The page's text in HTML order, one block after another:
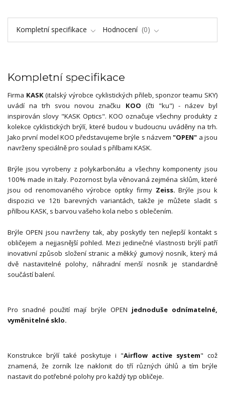
Kompletní specifikace Hodnocení 0
Kompletní specifikace
Firma KASK(italský výrobce cyklistických přileb, sponzor teamu SKY)
uvádí na trh svou novou značku KOO (čti "ku") - název byl
inspirován slovy "KASK Optics". KOO označuje všechny produkty z
kolekce cyklistických brýlí, které budou v budoucnu uváděny na trh.
Jako první model KOO představujeme brýle s názvem "OPEN" a jsou
navrženy speciálně pro soulad s přilbami KASK.
Brýle jsou vyrobeny z polykarbonátu a všechny komponenty jsou
100% made in Italy. Pozornost byla věnovaná zejména sklům, které
jsou od renomovaného výrobce optiky firmy Zeiss. Brýle jsou k
dispozici ve 12ti barevných variantách, takže je můžete sladit s
přilbou KASK, s barvou vašeho kola nebo s oblečením.
Brýle OPEN jsou navrženy tak, aby poskytly ten nejlepší kontakt s
obličejem a nejjasnější pohled. Mezi jedinečné vlastnosti brýlí patří
inovativní způsob složení stranic a měkký gumový nosník, který má
dvě nastavitelné polohy, náhradní menší nosník je standardně
součástí balení.
Pro snadné použití mají brýle OPEN jednoduše odnímatelné,
vyměnitelné sklo.
Konstrukce brýlí také poskytuje i "Airflow active system" což
znamená, že zorník lze naklonit do tří různých úhlů a tím brýle
nastavit do potřebné polohy pro každý typ obličeje.